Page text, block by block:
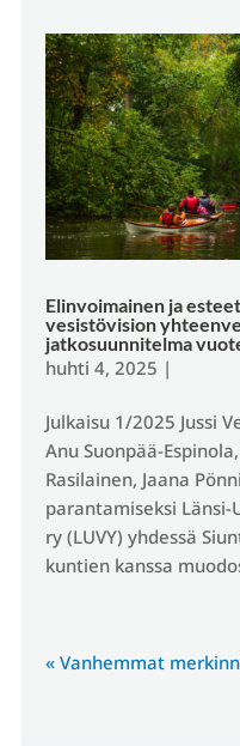
Elinvoimainen ja
vesistövision
jatkosuunnitelma
huhti 4, 2025 |
Julkaisu 1/2025 Jussi
Anu Suonpää-
Rasilainen, Jaana
parantamiseksi
ry (LUVY) yhdessä
kuntien kanssa
« Vanhemmat